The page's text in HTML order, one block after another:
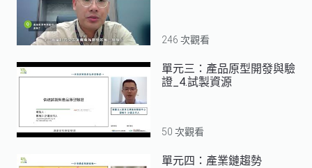
246 次觀看
單元三：產品原型開發與驗
證_4.試製資源
50 次觀看
單元四：產業鏈趨勢